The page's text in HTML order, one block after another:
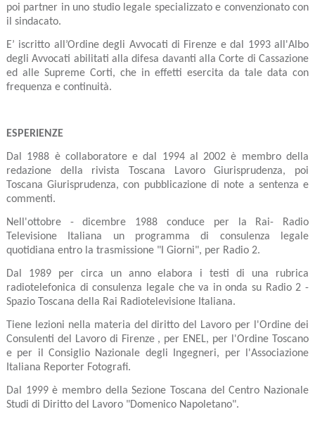
poi partner in uno studio legale specializzato e convenzionato con
il sindacato.
E’ iscritto all’Ordine degli Avvocati di Firenze e dal 1993 all'Albo
degli Avvocati abilitati alla difesa davanti alla Corte di Cassazione
ed alle Supreme Corti, che in effetti esercita da tale data con
frequenza e continuità.
ESPERIENZE
Dal 1988 è collaboratore e dal 1994 al 2002 è membro della
redazione della rivista Toscana Lavoro Giurisprudenza, poi
Toscana Giurisprudenza, con pubblicazione di note a sentenza e
commenti.
Nell'ottobre - dicembre 1988 conduce per la Rai- Radio
Televisione Italiana un programma di consulenza legale
quotidiana entro la trasmissione "I Giorni", per Radio 2.
Dal 1989 per circa un anno elabora i testi di una rubrica
radiotelefonica di consulenza legale che va in onda su Radio 2 -
Spazio Toscana della Rai Radiotelevisione Italiana.
Tiene lezioni nella materia del diritto del Lavoro per l'Ordine dei
Consulenti del Lavoro di Firenze , per ENEL, per l'Ordine Toscano
e per il Consiglio Nazionale degli Ingegneri, per l'Associazione
Italiana Reporter Fotografi.
Dal 1999 è membro della Sezione Toscana del Centro Nazionale
Studi di Diritto del Lavoro "Domenico Napoletano".